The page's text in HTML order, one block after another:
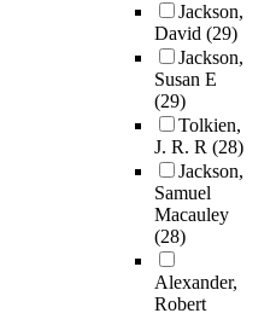
Jackson,
David (29)
Jackson,
Susan E
(29)
Tolkien,
J. R. R (28)
Jackson,
Samuel
Macauley
(28)
Alexander,
Robert